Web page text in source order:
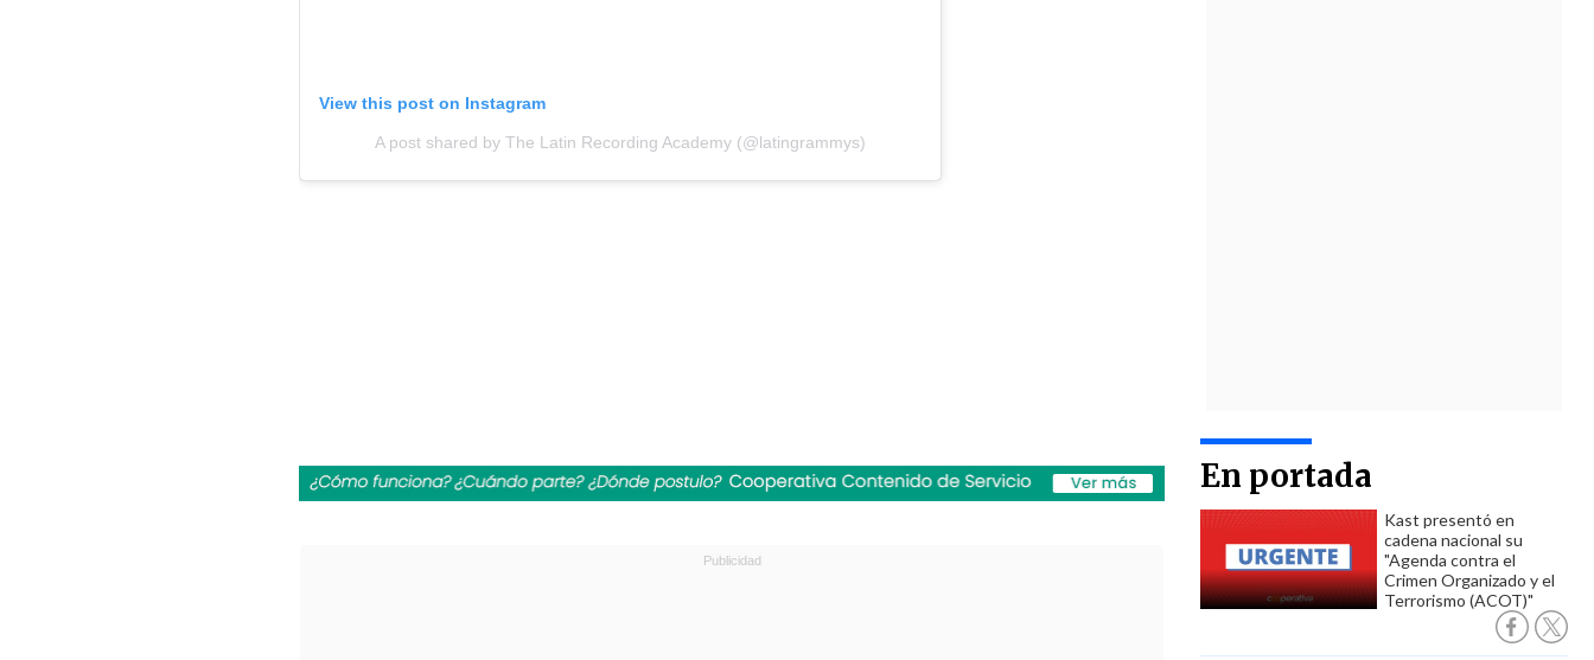
En portada
Kast presentó en
cadena nacional su
"Agenda contra el
Crimen Organizado y el
Terrorismo (ACOT)"
View this post on Instagram
A post shared by The Latin Recording Academy (@latingrammys)